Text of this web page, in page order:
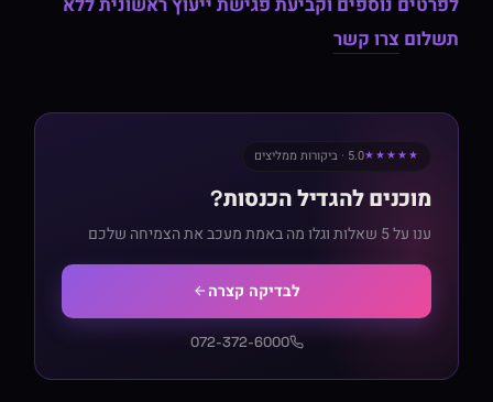
תשלום צרו קשר
★★★★★5.0 · ביקורות ממליצים
מוכנים להגדיל הכנסות?
ענו על 5 שאלות וגלו מה באמת מעכב את הצמיחה שלכם
לבדיקה קצרה
072-372-6000